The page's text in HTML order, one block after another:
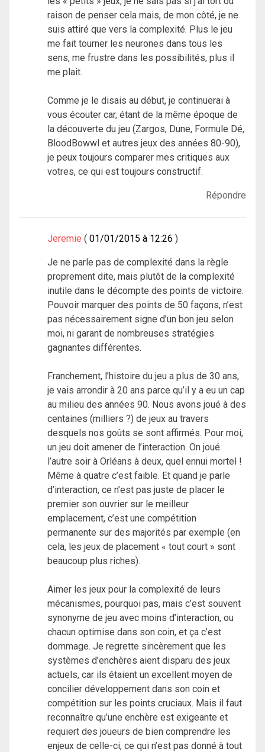
raison de penser cela mais, de mon côté, je ne
suis attiré que vers la complexité. Plus le jeu
me fait tourner les neurones dans tous les
sens, me frustre dans les possibilités, plus il
me plait.
Comme je le disais au début, je continuerai à
vous écouter car, étant de la même époque de
la découverte du jeu (Zargos, Dune, Formule Dé,
BloodBowwl et autres jeux des années 80-90),
je peux toujours comparer mes critiques aux
votres, ce qui est toujours constructif.
Répondre
Jeremie 01/01/2015 à 12:26
Je ne parle pas de complexité dans la règle
proprement dite, mais plutôt de la complexité
inutile dans le décompte des points de victoire.
Pouvoir marquer des points de 50 façons, n’est
pas nécessairement signe d’un bon jeu selon
moi, ni garant de nombreuses stratégies
gagnantes différentes.
Franchement, l’histoire du jeu a plus de 30 ans,
je vais arrondir à 20 ans parce qu’il y a eu un cap
au milieu des années 90. Nous avons joué à des
centaines (milliers ?) de jeux au travers
desquels nos goûts se sont affirmés. Pour moi,
un jeu doit amener de l’interaction. On joué
l’autre soir à Orléans à deux, quel ennui mortel !
Même à quatre c’est faible. Et quand je parle
d’interaction, ce n’est pas juste de placer le
premier son ouvrier sur le meilleur
emplacement, c’est une compétition
permanente sur des majorités par exemple (en
cela, les jeux de placement « tout court » sont
beaucoup plus riches).
Aimer les jeux pour la complexité de leurs
mécanismes, pourquoi pas, mais c’est souvent
synonyme de jeu avec moins d’interaction, ou
chacun optimise dans son coin, et ça c’est
dommage. Je regrette sincèrement que les
systèmes d’enchères aient disparu des jeux
actuels, car ils étaient un excellent moyen de
concilier développement dans son coin et
compétition sur les points cruciaux. Mais il faut
reconnaître qu’une enchère est exigeante et
requiert des joueurs de bien comprendre les
enjeux de celle-ci, ce qui n’est pas donné à tout